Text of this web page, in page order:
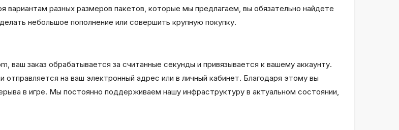
разных размеров пакетов, которые мы предлагаем, вы обязательно найдете
небольшое пополнение или совершить крупную покупку.
ваш заказ обрабатывается за считанные секунды и привязывается к вашему аккаунту.
на ваш электронный адрес или в личный кабинет. Благодаря этому вы
в игре. Мы постоянно поддерживаем нашу инфраструктуру в актуальном состоянии,